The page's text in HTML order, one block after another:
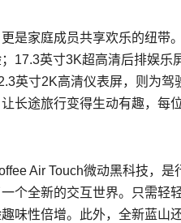
是家庭成员共享欢乐的纽带
17.3英寸3K超高清后排娱
英寸2K高清仪表屏，则为
长途旅行变得生动有趣，每
Air Touch微动黑科技，
个全新的交互世界。只需轻
味性倍增。此外，全新蓝山